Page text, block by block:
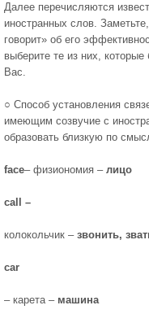
Далее перечисляются
иностранных слов.
говорит» об его
выберите те из них,
Вас.
○ Способ установления
имеющим созвучие с
образовать близкую по
face– физиономия – лицо
call –
колокольчик – звонить,
car
– карета – машина